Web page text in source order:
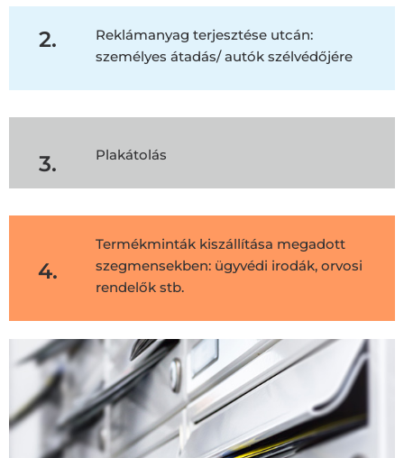
2.
Reklámanyag terjesztése utcán:
személyes átadás/ autók szélvédőjére
3. Plakátolás
4.
Termékminták kiszállítása megadott
szegmensekben: ügyvédi irodák, orvosi
rendelők stb.